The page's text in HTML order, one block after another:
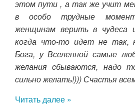
этом пути , а так же учит
в особо трудные
женщинам верить в чудеса
когда что-то идет не так,
Бога, у Вселенной самые
желания сбываются, надо
сильно желать!))) Счастья
Читать далее »